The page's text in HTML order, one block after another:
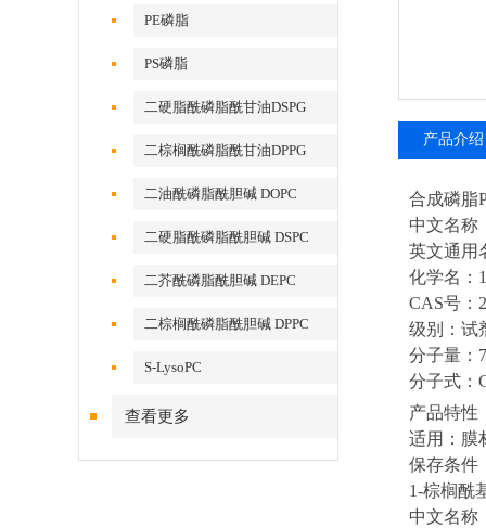
PE磷脂
PS磷脂
二硬脂酰磷脂酰甘油DSPG
二棕榈酰磷脂酰甘油DPPG
二油酰磷脂酰胆碱 DOPC
二硬脂酰磷脂酰胆碱 DSPC
二芥酰磷脂酰胆碱 DEPC
二棕榈酰磷脂酰胆碱 DPPC
S-LysoPC
查看更多
产品介绍
合成磷脂
中文名称
英文通用
化学名：
CAS号：
级别：试
分子量：
分子式：
产品特性
适用：膜
保存条件
1-棕榈酰
中文名称